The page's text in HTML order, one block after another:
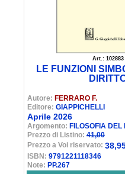
Art.: 102883
LE FUNZIONI
Autore: FERRARO F.
Editore: GIAPPICHELLI
Aprile 2026
Argomento: FILOSOFIA DEL
Prezzo di Listino: 41,00
Prezzo a Voi riservato:
ISBN: 9791221118346
Note: PP.267